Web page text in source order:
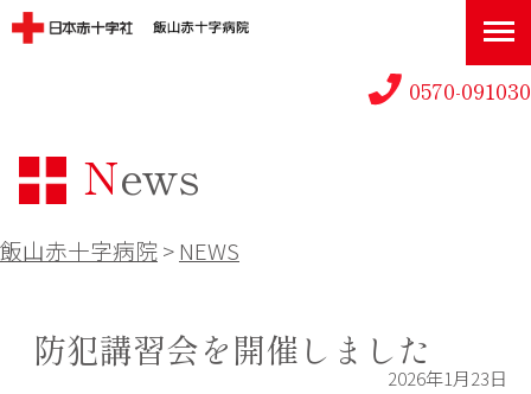
0570-091030
News
飯山赤十字病院>NEWS
防犯講習会を開催しました
2026年1月23日